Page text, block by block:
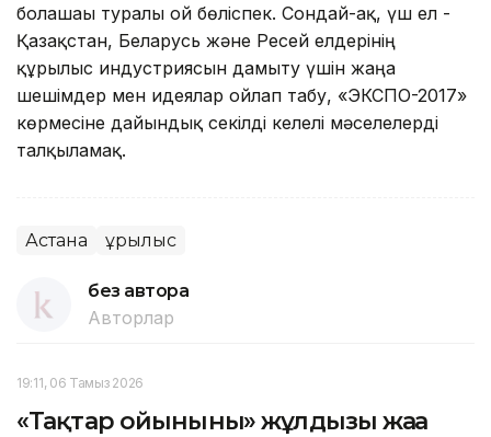
болашағы туралы ой бөліспек. Сондай-ақ, үш ел -
Қазақстан, Беларусь және Ресей елдерінің
құрылыс индустриясын дамыту үшін жаңа
шешімдер мен идеялар ойлап табу, «ЭКСПО-2017»
көрмесіне дайындық секілді келелі мәселелерді
талқыламақ.
Астана Құрылыс
без автора
Авторлар
19:11, 06 Тамыз 2026
«Тақтар ойынының» жұлдызы жаңа